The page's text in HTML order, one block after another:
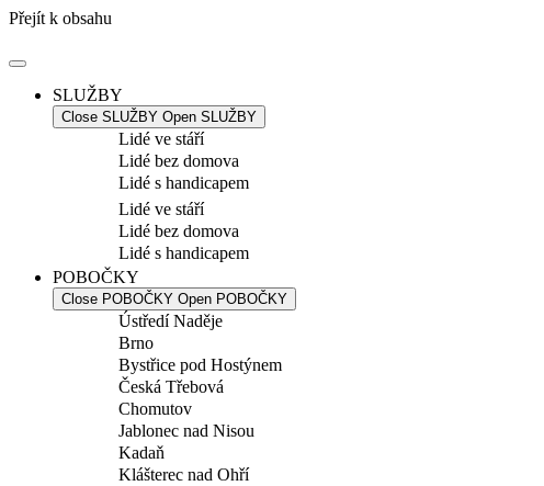
Přejít k obsahu
SLUŽBY
Close SLUŽBY Open SLUŽBY
Lidé ve stáří
Lidé bez domova
Lidé s handicapem
Lidé ve stáří
Lidé bez domova
Lidé s handicapem
POBOČKY
Close POBOČKY Open POBOČKY
Ústředí Naděje
Brno
Bystřice pod Hostýnem
Česká Třebová
Chomutov
Jablonec nad Nisou
Kadaň
Klášterec nad Ohří